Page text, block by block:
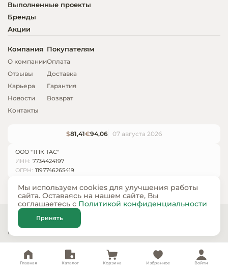
Главная Каталог Корзина Избранное Войти
Выполненные проекты
Бренды
Акции
Компания
О компании
Отзывы
Карьера
Новости
Контакты
Покупателям
Оплата
Доставка
Гарантия
Возврат
$81,41€94,06 07 августа 2026
ООО "ТПК ТАС"
ИНН: 7734424197
ОГРН: 1197746265419
© ООО «ТПК ТАС» 2024 — 2026
Карта сайта
Политика конфиденциальности
Мы используем cookies для улучшения работы
сайта. Оставаясь на нашем сайте, Вы
соглашаетесь с Политикой конфиденциальности
Принять